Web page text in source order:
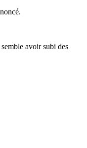
avoir subi des